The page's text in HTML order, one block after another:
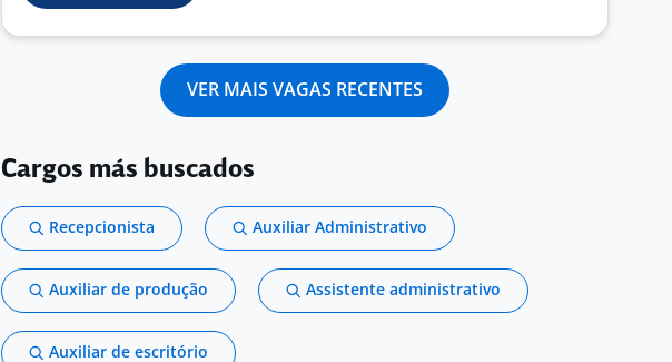
VER MAIS VAGAS RECENTES
Cargos más buscados
Recepcionista Auxiliar Administrativo
Auxiliar de produção Assistente administrativo
Auxiliar de escritório